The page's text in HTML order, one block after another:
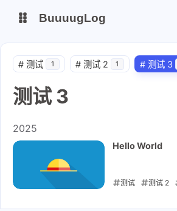
博客
安知鱼图床
BuuuugLog
# 测试 1 # 测试 2 1 # 测试 3
测试 3
2025
Hello World
测试 测试 2